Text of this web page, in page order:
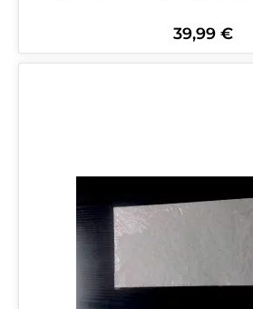
Regulärer Preis:
39,99 €